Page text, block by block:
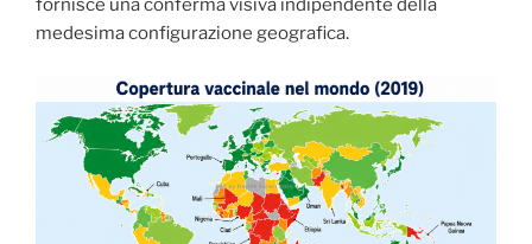
fornisce una conferma visiva indipendente della
medesima configurazione geografica.